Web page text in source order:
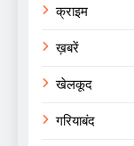
क्राइम
ख़बरें
खेलकूद
गरियाबंद